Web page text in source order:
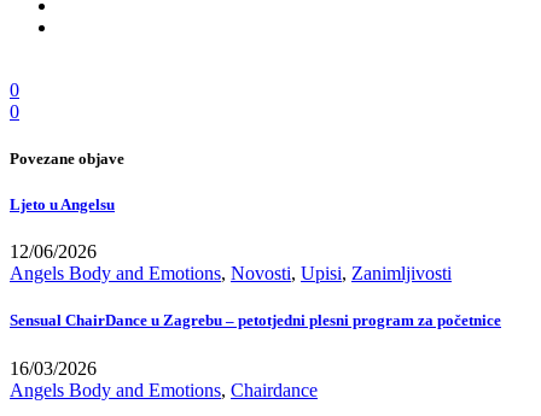
0
0
Povezane objave
Ljeto u Angelsu
12/06/2026
Angels Body and Emotions, Novosti, Upisi, Zanimljivosti
Sensual ChairDance u Zagrebu – petotjedni plesni program za početnice
16/03/2026
Angels Body and Emotions, Chairdance